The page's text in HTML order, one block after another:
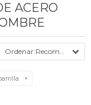
ACERO
Recomendados